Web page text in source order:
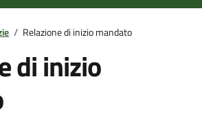
/ Relazione di inizio mandato
di inizio